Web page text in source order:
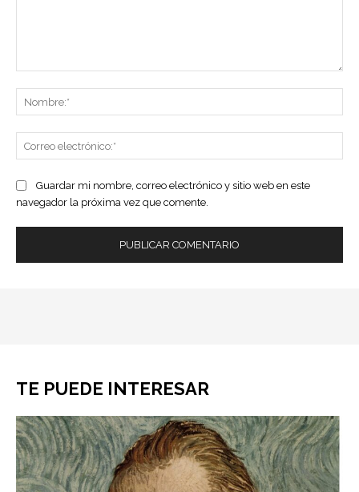
Guardar mi nombre, correo electrónico y sitio web en este
navegador la próxima vez que comente.
TE PUEDE INTERESAR